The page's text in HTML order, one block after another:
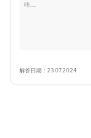
唔.....
解答日期：23.07.2024